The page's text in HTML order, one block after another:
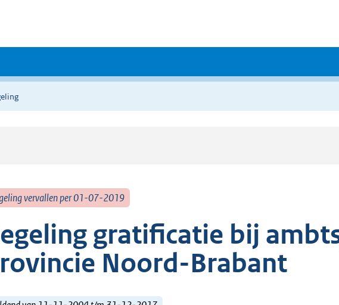
vervallen per 01-07-2019
gratificatie bij
Noord-Brabant